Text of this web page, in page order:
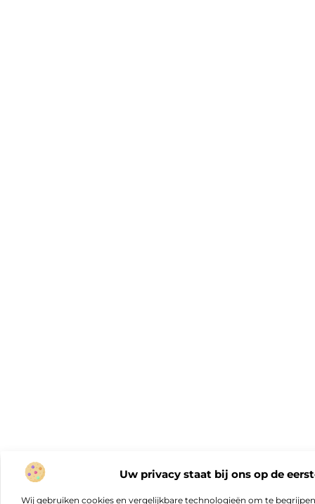
Uw privacy staat bij ons op de
Wij gebruiken cookies en vergelijkbare technologieën om te